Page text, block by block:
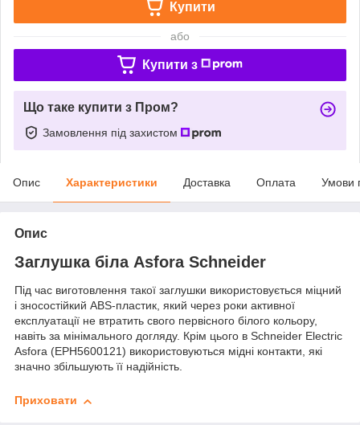
Купити
або
Купити з
Що таке купити з Пром?
Замовлення під захистом
Опис Характеристики Доставка Оплата Умови
Опис
Заглушка біла Asfora Schneider
Під час виготовлення такої заглушки використовується міцний
і зносостійкий ABS-пластик, який через роки активної
експлуатації не втратить свого первісного білого кольору,
навіть за мінімального догляду. Крім цього в Schneider Electric
Asfora (EPH5600121) використовуються мідні контакти, які
значно збільшують її надійність.
Приховати